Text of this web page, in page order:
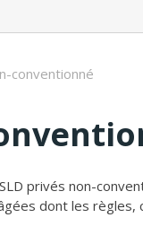
conventionné
privés non-
dont les